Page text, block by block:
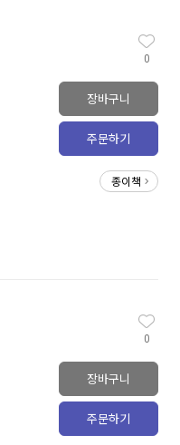
0
장바구니
주문하기
종이책
0
장바구니
주문하기